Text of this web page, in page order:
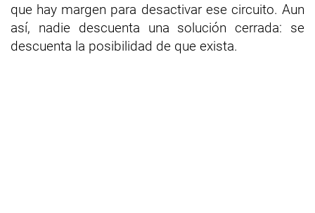
que hay margen para desactivar ese circuito. Aun
así, nadie descuenta una solución cerrada: se
descuenta la posibilidad de que exista.